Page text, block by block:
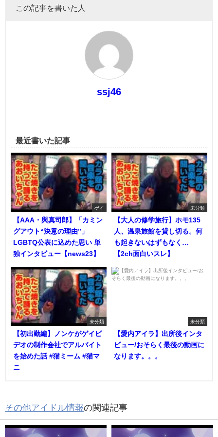
この記事を書いた人
ssj46
最近書いた記事
ゲイ
【AAA・與真司郎】「カミン
グアウト“決意の理由”」
LGBTQ公表に込めた思い 単
独インタビュー【news23】
未分類
【大人の修学旅行】ホモ135
人、温泉旅館を貸し切る。何
も起きないはずもなく…
【2ch面白いスレ】
未分類
【初出勤編】ノンケがゲイビ
デオの制作会社でアルバイト
を始めた話 #猫ミーム #猫マ
ニ
未分類
【愛内アイラ】出所後インタ
ビュー/おそらく最後の動画に
なります。。。
その他アイドル情報の関連記事